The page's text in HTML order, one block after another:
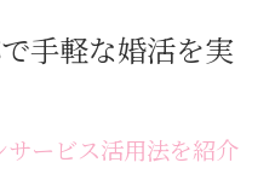
手軽な婚活を実
ービス活用法を紹介